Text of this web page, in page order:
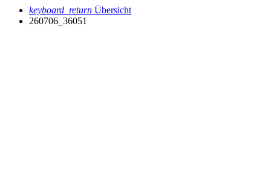
keyboard_return Übersicht
260706_36051